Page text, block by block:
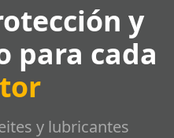
y
para cada
y lubricantes